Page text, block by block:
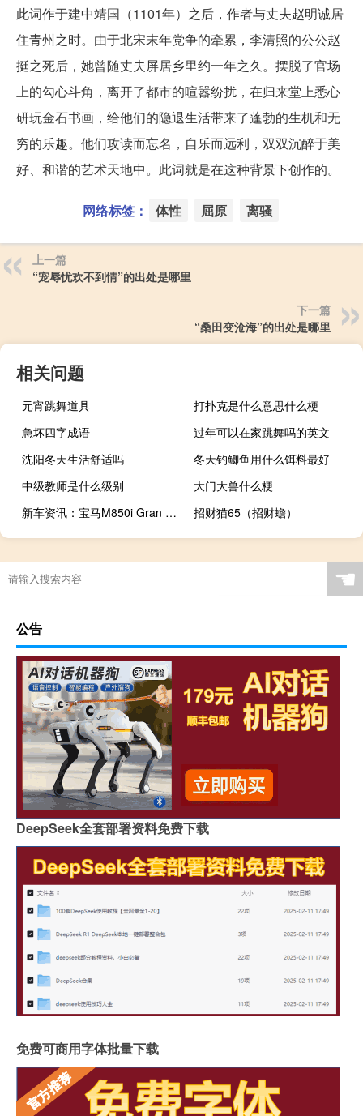
此词作于建中靖国（1101年）之后，作者与丈夫赵明诚居
住青州之时。由于北宋末年党争的牵累，李清照的公公赵
挺之死后，她曾随丈夫屏居乡里约一年之久。摆脱了官场
上的勾心斗角，离开了都市的喧嚣纷扰，在归来堂上悉心
研玩金石书画，给他们的隐退生活带来了蓬勃的生机和无
穷的乐趣。他们攻读而忘名，自乐而远利，双双沉醉于美
好、和谐的艺术天地中。此词就是在这种背景下创作的。
网络标签： 体性 屈原 离骚
上一篇
“宠辱忧欢不到情”的出处是哪里
下一篇
“桑田变沧海”的出处是哪里
相关问题
元宵跳舞道具
打扑克是什么意思什么梗
急坏四字成语
过年可以在家跳舞吗的英文
沈阳冬天生活舒适吗
冬天钓鲫鱼用什么饵料最好
中级教师是什么级别
大门大兽什么梗
新车资讯：宝马M850i Gran Coupe在纽伯格林崭露头角看起来势在必行
招财猫65（招财蟾）
☚
公告
DeepSeek全套部署资料免费下载
免费可商用字体批量下载